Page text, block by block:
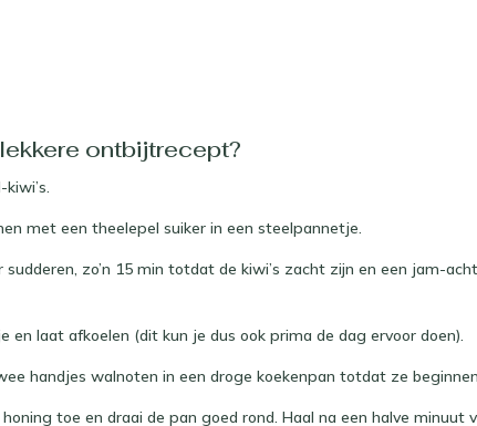
ontbijtrecept?
met een theelepel suiker in een steelpannetje.
zo’n 15 min totdat de kiwi’s zacht zijn en een jam-
en laat afkoelen (dit kun je dus ook prima de dag ervoor doen).
handjes walnoten in een droge koekenpan totdat ze
toe en draai de pan goed rond. Haal na een halve minuut